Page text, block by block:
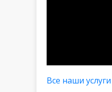
Все наши услуги